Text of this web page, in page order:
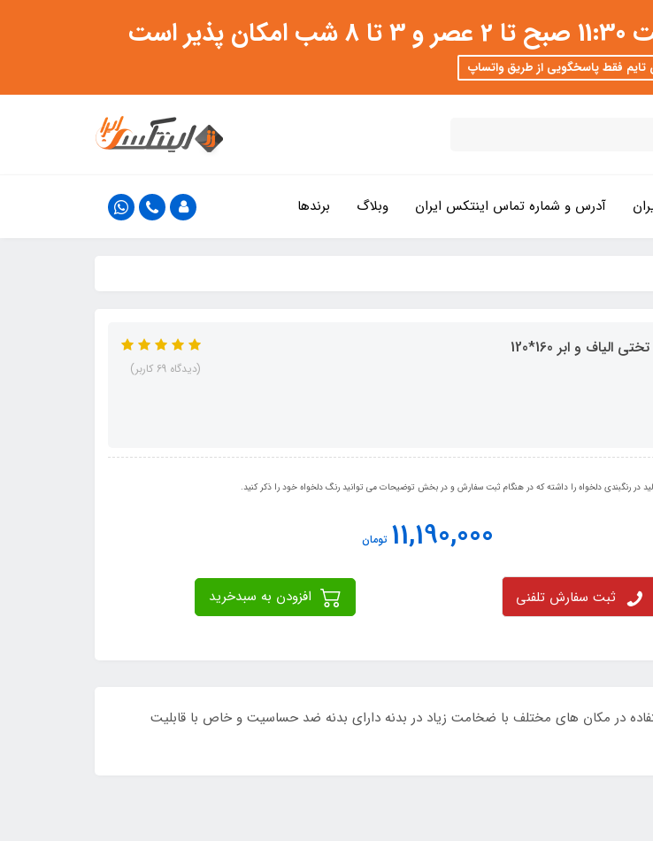
تایم فقط پاسخگویی از طریق واتساپ
آدرس و شماره تماس اینتکس ایران وبلاگ برندها
و ابر 160*120
(دیدگاه 69 کاربر)
در رنگبندی دلخواه را داشته که در هنگام ثبت سفارش و در بخش توضیحات می توانید رنگ دلخواه خود را ذکر کنید.
11,190,000 تومان
ثبت سفارش تلفنی
با کاربرد آسان مناسب جهت استفاده در مکان های مختلف با ضخامت زیاد در بدنه دارای بدنه ضد حساسیت و خاص با قابلیت